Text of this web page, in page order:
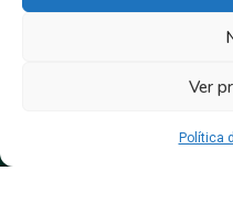
Ver
Política